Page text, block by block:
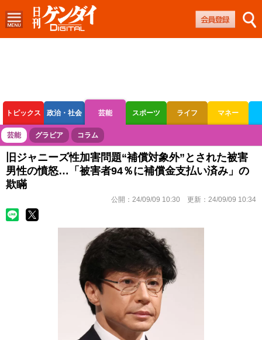
トピックス 政治・社会 芸能 スポーツ ライフ マネー
ボートレース 競輪 オートレース
芸能 グラビア コラム
旧ジャニーズ性加害問題“補償対象外”とされた被害
男性の憤怒…「被害者94％に補償金支払い済み」の
欺瞞
公開： 24/09/09 10:30 更新： 24/09/09 10:34